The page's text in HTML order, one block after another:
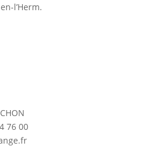
l’Herm.
76 00